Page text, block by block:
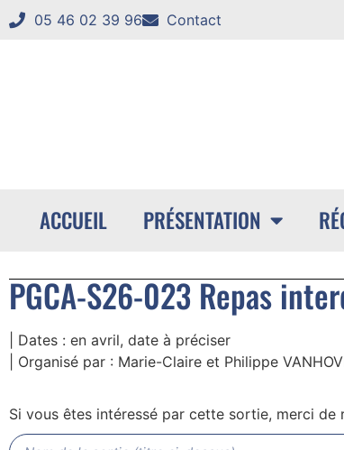
05 46 02 39 96 Contact
ACCUEIL PRÉSENTATION
PGCA-S26-023 Repas
| Dates : en avril, date à préciser
| Organisé par : Marie-Claire et Philippe
Si vous êtes intéressé par cette sortie, merci